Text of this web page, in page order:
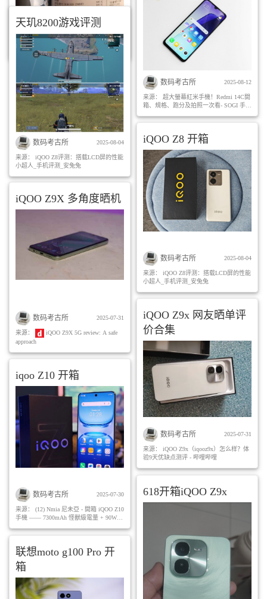
数码考古所 2025-08-21
来源：
2004年电脑CPU的价格！ - 小
红书
数码考古所 2025-08-12
来源： 超大螢幕紅米手機！Redmi 14C開
箱、規格、跑分及拍照一次看- SOGI 手機
天玑8200游戏评测
数码考古所 2025-08-04
来源： iQOO Z8评测：搭载LCD屏的性能
小超人_手机评测_安兔兔
iQOO Z8 开箱
数码考古所 2025-08-04
来源： iQOO Z8评测：搭载LCD屏的性能
小超人_手机评测_安兔兔
iQOO Z9X 多角度晒机
数码考古所 2025-07-31
来源：
iQOO Z9X 5G review: A safe
approach
iQOO Z9x 网友晒单评
价合集
数码考古所 2025-07-31
来源： iQOO Z9x（iqooz9x）怎么样？体
验9天优缺点测评 - 哔哩哔哩
iqoo Z10 开箱
数码考古所 2025-07-30
来源： (12) Nmia 尼未亞 - 開箱 iQOO Z10
手機 —— 7300mAh 怪獸級電量 + 90W
618开箱iQOO Z9x
联想moto g100 Pro 开
箱